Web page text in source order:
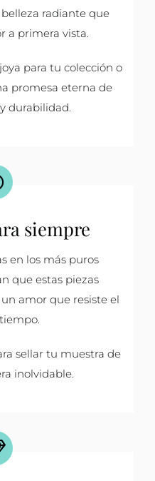
radiante que
a primera vista.
para tu colección o
promesa eterna de
durabilidad.
siempre
en los más puros
que estas piezas
amor que resiste el
sellar tu muestra de
inolvidable.